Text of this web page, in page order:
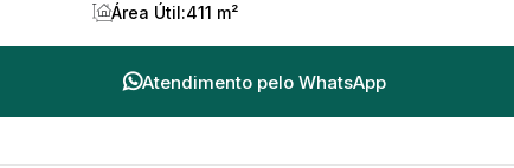
Área Útil:411 m²
Atendimento pelo WhatsApp